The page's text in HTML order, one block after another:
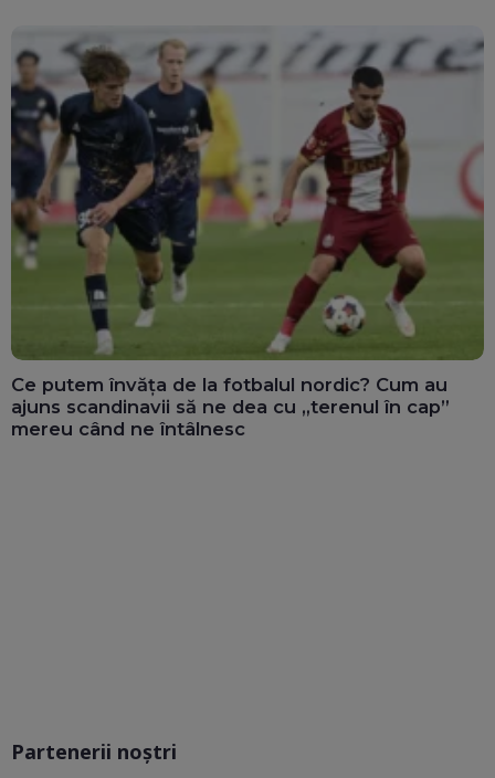
Ce putem învăța de la fotbalul nordic? Cum au
ajuns scandinavii să ne dea cu „terenul în cap”
mereu când ne întâlnesc
Partenerii noștri